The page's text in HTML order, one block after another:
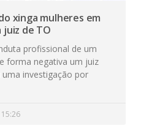
xinga mulheres em
de TO
profissional de um
forma negativa um juiz
investigação por
15:26